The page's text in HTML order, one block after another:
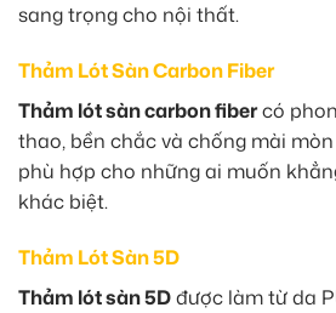
sang trọng cho nội thất.
Thảm Lót Sàn Carbon Fiber
Thảm lót sàn carbon fibercó
thao, bền chắc và chống mài
phù hợp cho những ai muốn
khác biệt.
Thảm Lót Sàn 5D
Thảm lót sàn 5Dđược làm từ da